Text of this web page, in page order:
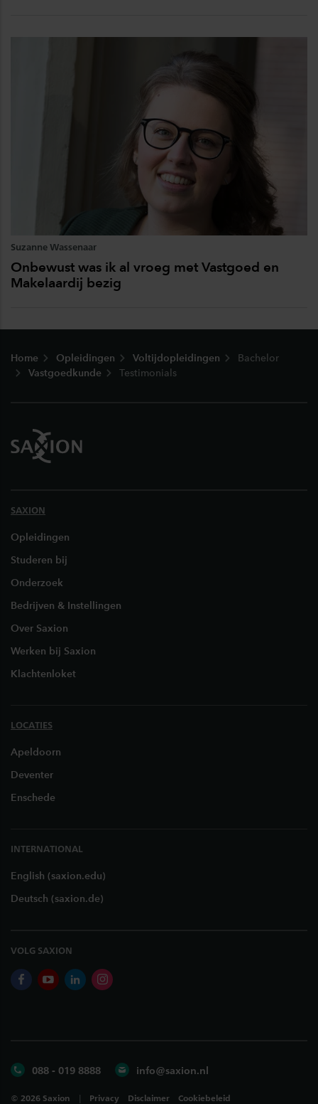
Suzanne Wassenaar
Onbewust was ik al vroeg met Vastgoed en
Makelaardij bezig
Home Opleidingen Voltijdopleidingen
Bachelor
Vastgoedkunde
Testimonials
SAXION
Opleidingen
Studeren bij
Onderzoek
Bedrijven & Instellingen
Over Saxion
Werken bij Saxion
Klachtenloket
LOCATIES
Apeldoorn
Deventer
Enschede
INTERNATIONAL
English (saxion.edu)
Deutsch (saxion.de)
VOLG SAXION
facebookyoutubelinkedininstagram
088 - 019 8888 info@saxion.nl
© 2026 Saxion Privacy Disclaimer Cookiebeleid